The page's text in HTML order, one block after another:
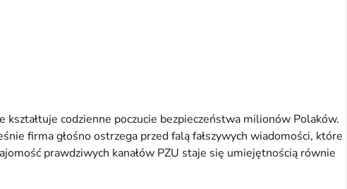
codzienne poczucie bezpieczeństwa milionów Polaków.
firma głośno ostrzega przed falą fałszywych wiadomości, które
prawdziwych kanałów PZU staje się umiejętnością równie